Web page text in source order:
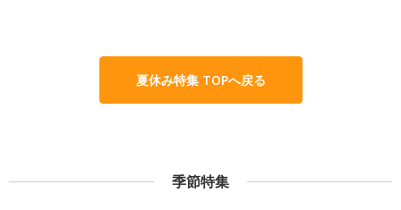
夏休み特集 TOPへ戻る
季節特集